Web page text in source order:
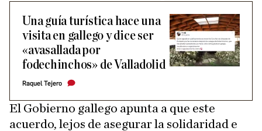
Una guía turística hace una
visita en gallego y dice ser
«avasallada por
fodechinchos» de Valladolid
Raquel Tejero
El Gobierno gallego apunta a que este
acuerdo, lejos de asegurar la solidaridad e